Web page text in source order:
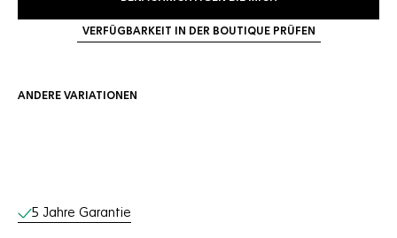
VERFÜGBARKEIT IN DER BOUTIQUE PRÜFEN
ANDERE VARIATIONEN
Online-Services
5 Jahre Garantie